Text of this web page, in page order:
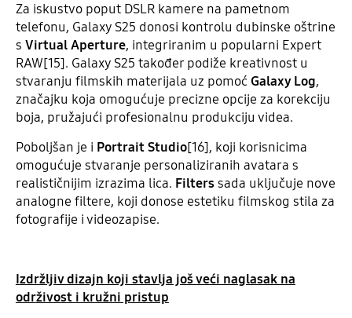
Za iskustvo poput DSLR kamere na pametnom
telefonu, Galaxy S25 donosi kontrolu dubinske oštrine
s Virtual Aperture, integriranim u popularni Expert
RAW[15]. Galaxy S25 također podiže kreativnost u
stvaranju filmskih materijala uz pomoćGalaxy Log,
značajku koja omogućuje precizne opcije za korekciju
boja, pružajući profesionalnu produkciju videa.
Poboljšan je i Portrait Studio[16], koji korisnicima
omogućuje stvaranje personaliziranih avatara s
realističnijim izrazima lica. Filterssada uključuje nove
analogne filtere, koji donose estetiku filmskog stila za
fotografije i videozapise.
Izdržljiv dizajn koji stavlja još veći naglasak na
održivost i kružni pristup